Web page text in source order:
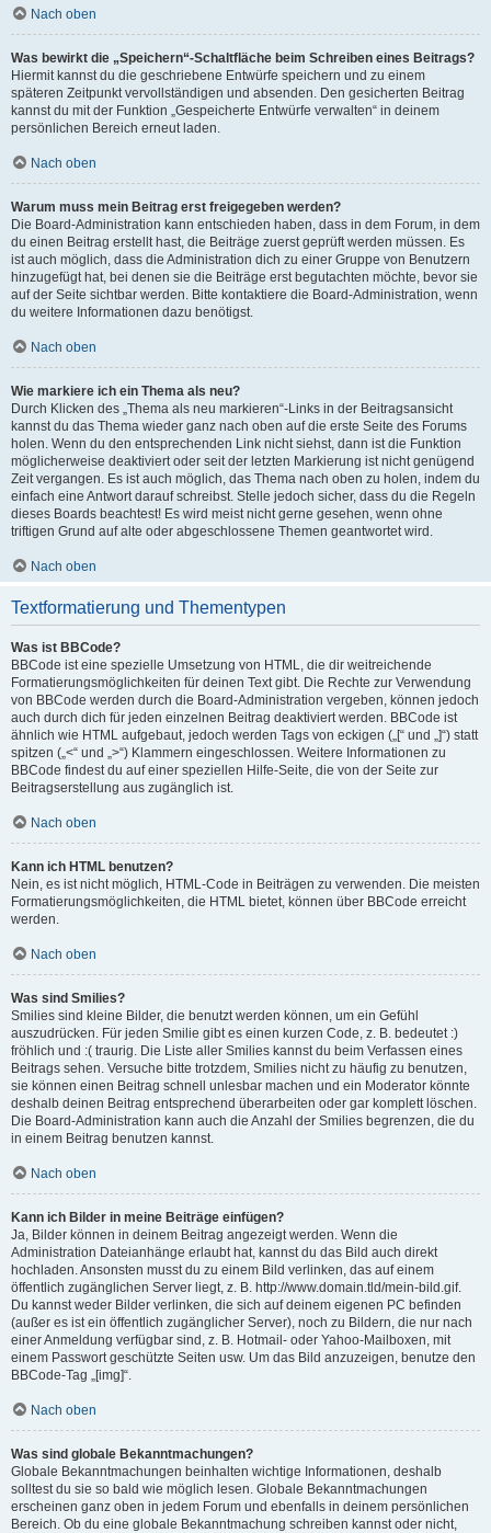
Nach oben
Was bewirkt die „Speichern“-Schaltfläche beim Schreiben eines Beitrags?
Hiermit kannst du die geschriebene Entwürfe speichern und zu einem
späteren Zeitpunkt vervollständigen und absenden. Den gesicherten Beitrag
kannst du mit der Funktion „Gespeicherte Entwürfe verwalten“ in deinem
persönlichen Bereich erneut laden.
Nach oben
Warum muss mein Beitrag erst freigegeben werden?
Die Board-Administration kann entschieden haben, dass in dem Forum, in dem
du einen Beitrag erstellt hast, die Beiträge zuerst geprüft werden müssen. Es
ist auch möglich, dass die Administration dich zu einer Gruppe von Benutzern
hinzugefügt hat, bei denen sie die Beiträge erst begutachten möchte, bevor sie
auf der Seite sichtbar werden. Bitte kontaktiere die Board-Administration, wenn
du weitere Informationen dazu benötigst.
Nach oben
Wie markiere ich ein Thema als neu?
Durch Klicken des „Thema als neu markieren“-Links in der Beitragsansicht
kannst du das Thema wieder ganz nach oben auf die erste Seite des Forums
holen. Wenn du den entsprechenden Link nicht siehst, dann ist die Funktion
möglicherweise deaktiviert oder seit der letzten Markierung ist nicht genügend
Zeit vergangen. Es ist auch möglich, das Thema nach oben zu holen, indem du
einfach eine Antwort darauf schreibst. Stelle jedoch sicher, dass du die Regeln
dieses Boards beachtest! Es wird meist nicht gerne gesehen, wenn ohne
triftigen Grund auf alte oder abgeschlossene Themen geantwortet wird.
Nach oben
Textformatierung und Thementypen
Was ist BBCode?
BBCode ist eine spezielle Umsetzung von HTML, die dir weitreichende
Formatierungsmöglichkeiten für deinen Text gibt. Die Rechte zur Verwendung
von BBCode werden durch die Board-Administration vergeben, können jedoch
auch durch dich für jeden einzelnen Beitrag deaktiviert werden. BBCode ist
ähnlich wie HTML aufgebaut, jedoch werden Tags von eckigen („[“ und „]“) statt
spitzen („<“ und „>“) Klammern eingeschlossen. Weitere Informationen zu
BBCode findest du auf einer speziellen Hilfe-Seite, die von der Seite zur
Beitragserstellung aus zugänglich ist.
Nach oben
Kann ich HTML benutzen?
Nein, es ist nicht möglich, HTML-Code in Beiträgen zu verwenden. Die meisten
Formatierungsmöglichkeiten, die HTML bietet, können über BBCode erreicht
werden.
Nach oben
Was sind Smilies?
Smilies sind kleine Bilder, die benutzt werden können, um ein Gefühl
auszudrücken. Für jeden Smilie gibt es einen kurzen Code, z. B. bedeutet :)
fröhlich und :( traurig. Die Liste aller Smilies kannst du beim Verfassen eines
Beitrags sehen. Versuche bitte trotzdem, Smilies nicht zu häufig zu benutzen,
sie können einen Beitrag schnell unlesbar machen und ein Moderator könnte
deshalb deinen Beitrag entsprechend überarbeiten oder gar komplett löschen.
Die Board-Administration kann auch die Anzahl der Smilies begrenzen, die du
in einem Beitrag benutzen kannst.
Nach oben
Kann ich Bilder in meine Beiträge einfügen?
Ja, Bilder können in deinem Beitrag angezeigt werden. Wenn die
Administration Dateianhänge erlaubt hat, kannst du das Bild auch direkt
hochladen. Ansonsten musst du zu einem Bild verlinken, das auf einem
öffentlich zugänglichen Server liegt, z. B. http://www.domain.tld/mein-bild.gif.
Du kannst weder Bilder verlinken, die sich auf deinem eigenen PC befinden
(außer es ist ein öffentlich zugänglicher Server), noch zu Bildern, die nur nach
einer Anmeldung verfügbar sind, z. B. Hotmail- oder Yahoo-Mailboxen, mit
einem Passwort geschützte Seiten usw. Um das Bild anzuzeigen, benutze den
BBCode-Tag „[img]“.
Nach oben
Was sind globale Bekanntmachungen?
Globale Bekanntmachungen beinhalten wichtige Informationen, deshalb
solltest du sie so bald wie möglich lesen. Globale Bekanntmachungen
erscheinen ganz oben in jedem Forum und ebenfalls in deinem persönlichen
Bereich. Ob du eine globale Bekanntmachung schreiben kannst oder nicht,